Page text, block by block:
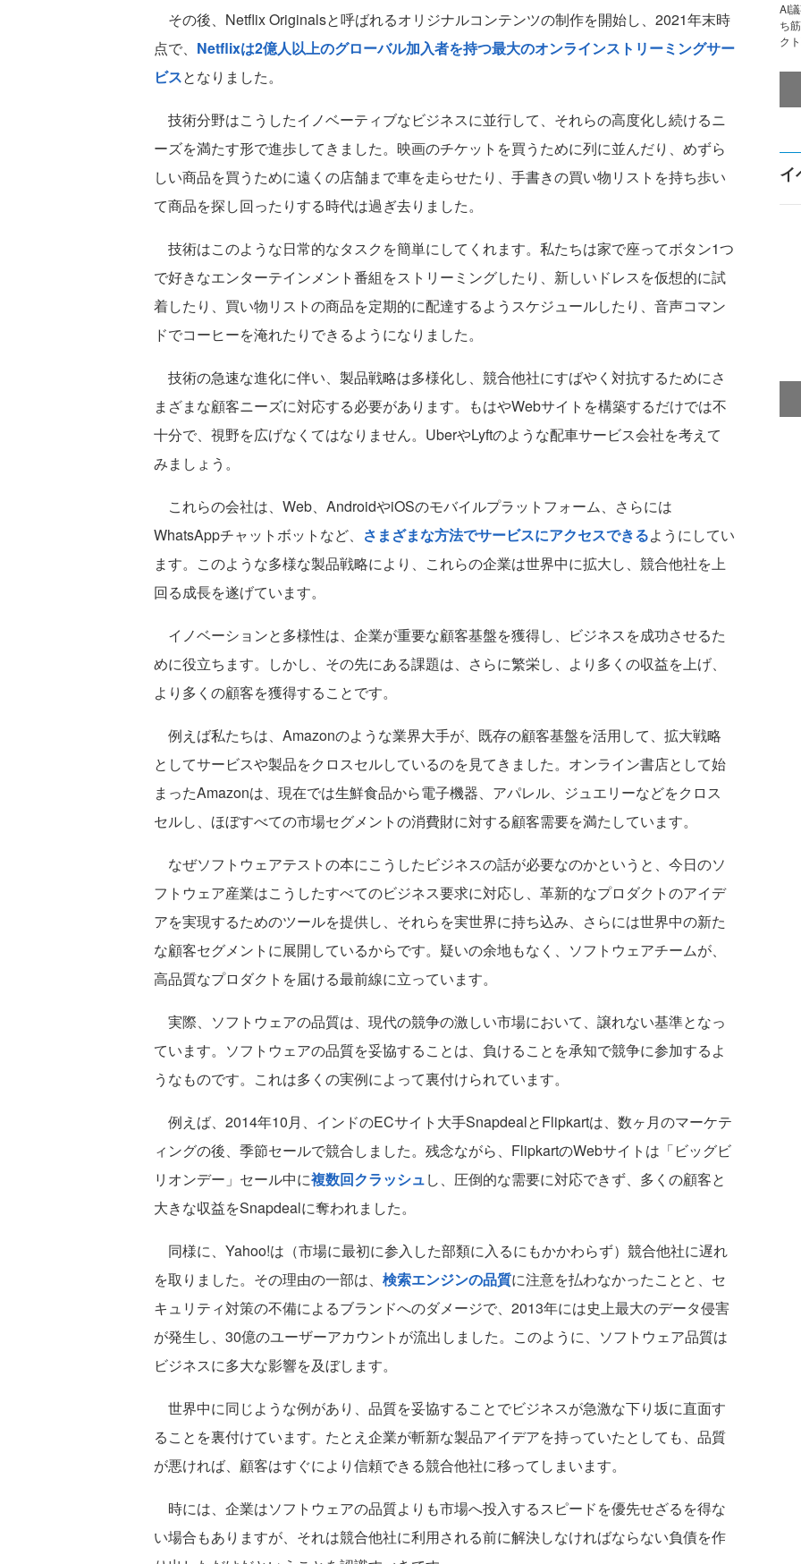
その後、Netflix Originalsと呼ばれるオリジナルコンテンツの制作を開始し、2021年末時
点で、 Netflixは2億人以上のグローバル加入者を持つ最大のオンラインストリーミングサー
ビスとなりました。
技術分野はこうしたイノベーティブなビジネスに並行して、それらの高度化し続けるニ
ーズを満たす形で進歩してきました。映画のチケットを買うために列に並んだり、めずら
しい商品を買うために遠くの店舗まで車を走らせたり、手書きの買い物リストを持ち歩い
て商品を探し回ったりする時代は過ぎ去りました。
技術はこのような日常的なタスクを簡単にしてくれます。私たちは家で座ってボタン1つ
で好きなエンターテインメント番組をストリーミングしたり、新しいドレスを仮想的に試
着したり、買い物リストの商品を定期的に配達するようスケジュールしたり、音声コマン
ドでコーヒーを淹れたりできるようになりました。
技術の急速な進化に伴い、製品戦略は多様化し、競合他社にすばやく対抗するためにさ
まざまな顧客ニーズに対応する必要があります。もはやWebサイトを構築するだけでは不
十分で、視野を広げなくてはなりません。UberやLyftのような配車サービス会社を考えて
みましょう。
これらの会社は、Web、AndroidやiOSのモバイルプラットフォーム、さらには
WhatsAppチャットボットなど、 さまざまな方法でサービスにアクセスできるようにしてい
ます。このような多様な製品戦略により、これらの企業は世界中に拡大し、競合他社を上
回る成長を遂げています。
イノベーションと多様性は、企業が重要な顧客基盤を獲得し、ビジネスを成功させるた
めに役立ちます。しかし、その先にある課題は、さらに繁栄し、より多くの収益を上げ、
より多くの顧客を獲得することです。
例えば私たちは、Amazonのような業界大手が、既存の顧客基盤を活用して、拡大戦略
としてサービスや製品をクロスセルしているのを見てきました。オンライン書店として始
まったAmazonは、現在では生鮮食品から電子機器、アパレル、ジュエリーなどをクロス
セルし、ほぼすべての市場セグメントの消費財に対する顧客需要を満たしています。
なぜソフトウェアテストの本にこうしたビジネスの話が必要なのかというと、今日のソ
フトウェア産業はこうしたすべてのビジネス要求に対応し、革新的なプロダクトのアイデ
アを実現するためのツールを提供し、それらを実世界に持ち込み、さらには世界中の新た
な顧客セグメントに展開しているからです。疑いの余地もなく、ソフトウェアチームが、
高品質なプロダクトを届ける最前線に立っています。
実際、ソフトウェアの品質は、現代の競争の激しい市場において、譲れない基準となっ
ています。ソフトウェアの品質を妥協することは、負けることを承知で競争に参加するよ
うなものです。これは多くの実例によって裏付けられています。
例えば、2014年10月、インドのECサイト大手SnapdealとFlipkartは、数ヶ月のマーケテ
ィングの後、季節セールで競合しました。残念ながら、FlipkartのWebサイトは「ビッグビ
リオンデー」セール中に複数回クラッシュし、圧倒的な需要に対応できず、多くの顧客と
大きな収益をSnapdealに奪われました。
同様に、Yahoo!は（市場に最初に参入した部類に入るにもかかわらず）競合他社に遅れ
を取りました。その理由の一部は、 検索エンジンの品質に注意を払わなかったことと、セ
キュリティ対策の不備によるブランドへのダメージで、2013年には史上最大のデータ侵害
が発生し、30億のユーザーアカウントが流出しました。このように、ソフトウェア品質は
ビジネスに多大な影響を及ぼします。
世界中に同じような例があり、品質を妥協することでビジネスが急激な下り坂に直面す
ることを裏付けています。たとえ企業が斬新な製品アイデアを持っていたとしても、品質
が悪ければ、顧客はすぐにより信頼できる競合他社に移ってしまいます。
時には、企業はソフトウェアの品質よりも市場へ投入するスピードを優先せざるを得な
い場合もありますが、それは競合他社に利用される前に解決しなければならない負債を作
AI
ち
ク
イ